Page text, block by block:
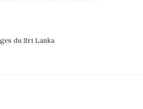
du Sri Lanka